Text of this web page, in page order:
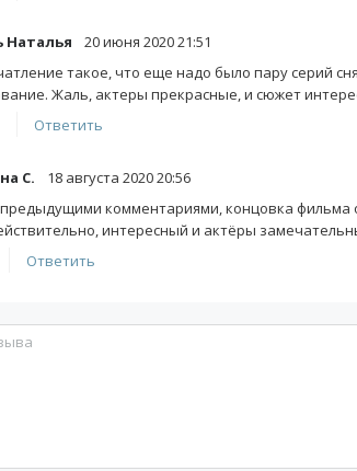
Наталья
20 июня 2020 21:51
такое, что еще надо было пару серий
Жаль, актеры прекрасные, и сюжет
Ответить
С.
18 августа 2020 20:56
предыдущими комментариями, концовка фильма
интересный и актёры
Ответить